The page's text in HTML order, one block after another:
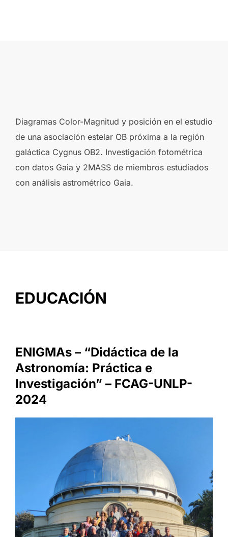
Diagramas Color-Magnitud y posición en el estudio
de una asociación estelar OB próxima a la región
galáctica Cygnus OB2. Investigación fotométrica
con datos Gaia y 2MASS de miembros estudiados
con análisis astrométrico Gaia.
EDUCACIÓN
ENIGMAs – “Didáctica de la
Astronomía: Práctica e
Investigación” – FCAG-UNLP-
2024